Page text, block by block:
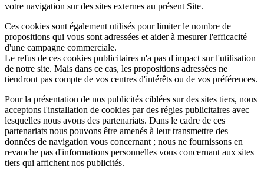
votre navigation sur des sites externes au présent Site.
Ces cookies sont également utilisés pour limiter le nombre de
propositions qui vous sont adressées et aider à mesurer l'efficacité
d'une campagne commerciale.
Le refus de ces cookies publicitaires n'a pas d'impact sur l'utilisation
de notre site. Mais dans ce cas, les propositions adressées ne
tiendront pas compte de vos centres d'intérêts ou de vos préférences.
Pour la présentation de nos publicités ciblées sur des sites tiers, nous
acceptons l'installation de cookies par des régies publicitaires avec
lesquelles nous avons des partenariats. Dans le cadre de ces
partenariats nous pouvons être amenés à leur transmettre des
données de navigation vous concernant ; nous ne fournissons en
revanche pas d'informations personnelles vous concernant aux sites
tiers qui affichent nos publicités.